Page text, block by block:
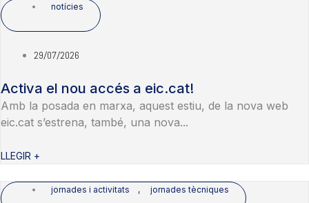
notícies
29/07/2026
Activa el nou accés a eic.cat!
Amb la posada en marxa, aquest estiu, de la nova web
eic.cat s’estrena, també, una nova...
LLEGIR +
jornades i activitats , jornades tècniques